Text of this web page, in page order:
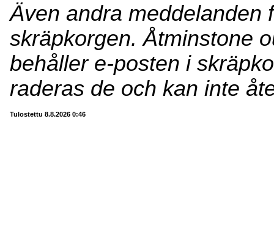
Även andra meddelanden
skräpkorgen. Åtminstone
behåller e-posten i
raderas de och kan inte
Tulostettu 8.8.2026 0:46